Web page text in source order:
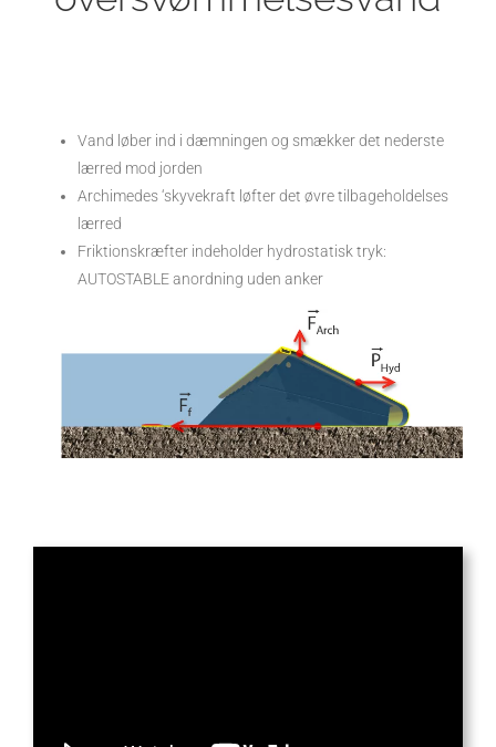
Vand løber ind i dæmningen og smækker det nederste
lærred mod jorden
Archimedes ‘skyvekraft løfter det øvre tilbageholdelses
lærred
Friktionskræfter indeholder hydrostatisk tryk:
AUTOSTABLE anordning uden anker